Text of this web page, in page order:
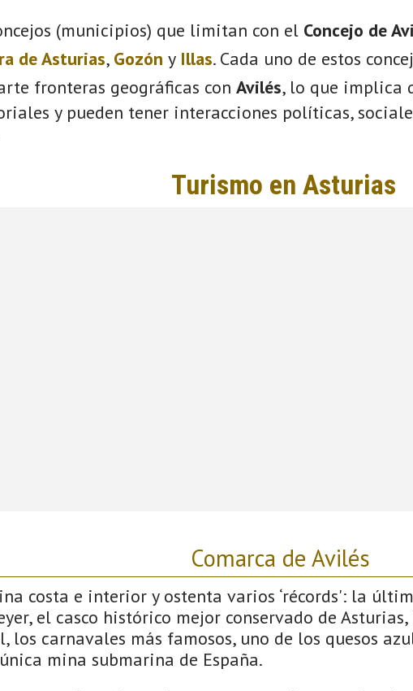
(municipios) que limitan con el Concejo de
de Asturias, Gozón y Illas. Cada uno de estos
fronteras geográficas con Avilés, lo que implica
y pueden tener interacciones políticas,
Comarca de Avilés
costa e interior y ostenta varios ‘récords': la
el casco histórico mejor conservado de
los carnavales más famosos, uno de los quesos
mina submarina de España.